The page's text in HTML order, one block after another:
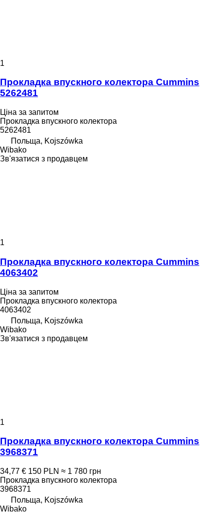
1
Прокладка впускного колектора Cummins
5262481
Ціна за запитом
Прокладка впускного колектора
5262481
Польща, Kojszówka
Wibako
Зв'язатися з продавцем
1
Прокладка впускного колектора Cummins
4063402
Ціна за запитом
Прокладка впускного колектора
4063402
Польща, Kojszówka
Wibako
Зв'язатися з продавцем
1
Прокладка впускного колектора Cummins
3968371
34,77 € 150 PLN ≈ 1 780 грн
Прокладка впускного колектора
3968371
Польща, Kojszówka
Wibako